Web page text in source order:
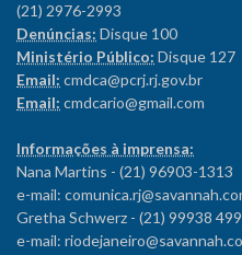
(21) 2976-2993
Denúncias: Disque 100
Ministério Público: Disque 127
Email: cmdca@pcrj.rj.gov.br
Email: cmdcario@gmail.com
Informações à imprensa:
Nana Martins - (21) 96903-1313
e-mail:
Gretha Schwerz - (21) 99938
e-mail: